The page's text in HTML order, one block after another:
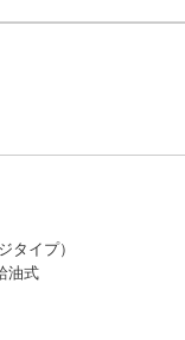
タイプ）
油式